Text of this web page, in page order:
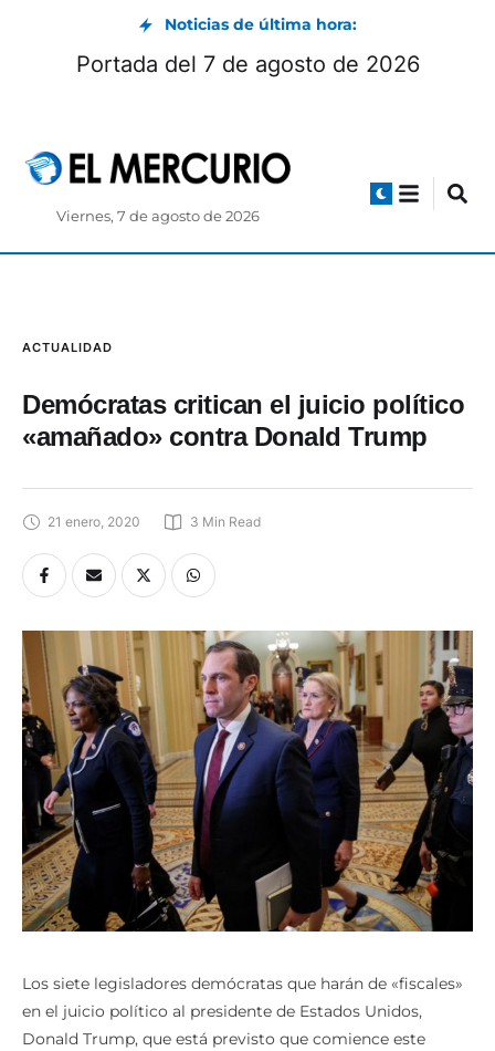
Noticias de última hora:
Portada del 7 de agosto de 2026
Viernes, 7 de agosto de 2026
ACTUALIDAD
Demócratas critican el juicio político
«amañado» contra Donald Trump
21 enero, 2020 3 Min Read
Los siete legisladores demócratas que harán de «fiscales»
en el juicio político al presidente de Estados Unidos,
Donald Trump, que está previsto que comience este